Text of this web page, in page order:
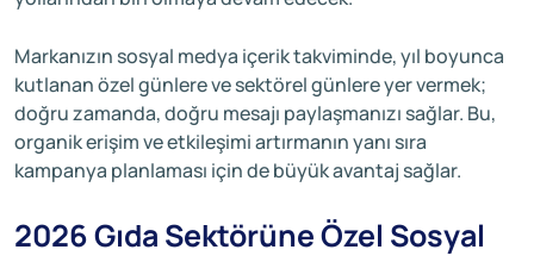
Markanızın sosyal medya içerik takviminde, yıl boyunca
kutlanan özel günlere ve sektörel günlere yer vermek;
doğru zamanda, doğru mesajı paylaşmanızı sağlar. Bu,
organik erişim ve etkileşimi artırmanın yanı sıra
kampanya planlaması için de büyük avantaj sağlar.
2026 Gıda Sektörüne Özel Sosyal